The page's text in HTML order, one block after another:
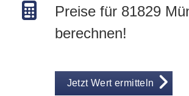
Preise für 81829
berechnen!
Jetzt Wert ermitteln